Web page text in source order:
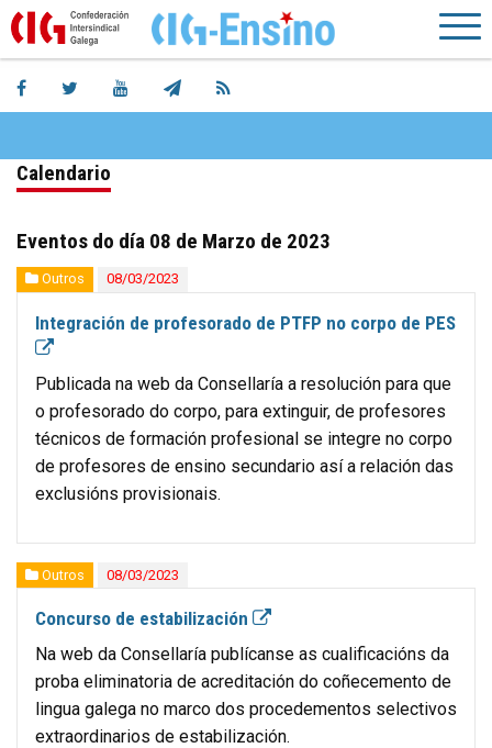
Calendario
Eventos do día 08 de Marzo de 2023
Outros 08/03/2023
Integración de profesorado de PTFP no corpo de PES
Publicada na web da Consellaría a resolución para que
o profesorado do corpo, para extinguir, de profesores
técnicos de formación profesional se integre no corpo
de profesores de ensino secundario así a relación das
exclusións provisionais.
Outros 08/03/2023
Concurso de estabilización
Na web da Consellaría publícanse as cualificacións da
proba eliminatoria de acreditación do coñecemento de
lingua galega no marco dos procedementos selectivos
extraordinarios de estabilización.